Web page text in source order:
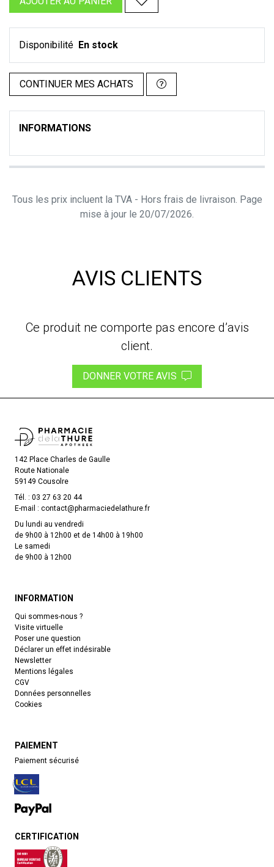
Disponibilité En stock
CONTINUER MES ACHATS
INFORMATIONS
Tous les prix incluent la TVA - Hors frais de livraison. Page
mise à jour le 20/07/2026.
AVIS CLIENTS
Ce produit ne comporte pas encore d’avis
client.
DONNER VOTRE AVIS
142 Place Charles de Gaulle
Route Nationale
59149 Cousolre
Tél. : 03 27 63 20 44
E-mail : contact@pharmaciedelathure.fr
Du lundi au vendredi
de 9h00 à 12h00 et de 14h00 à 19h00
Le samedi
de 9h00 à 12h00
INFORMATION
Qui sommes-nous ?
Visite virtuelle
Poser une question
Déclarer un effet indésirable
Newsletter
Mentions légales
CGV
Données personnelles
Cookies
PAIEMENT
Paiement sécurisé
CERTIFICATION